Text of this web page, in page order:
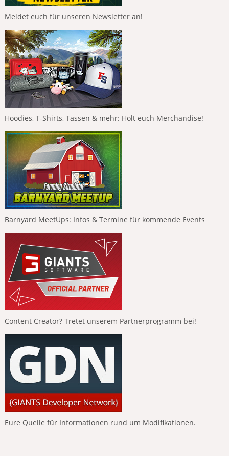
Meldet euch für unseren Newsletter an!
Hoodies, T-Shirts, Tassen & mehr: Holt euch Merchandise!
Barnyard MeetUps: Infos & Termine für kommende Events
Content Creator? Tretet unserem Partnerprogramm bei!
Eure Quelle für Informationen rund um Modifikationen.